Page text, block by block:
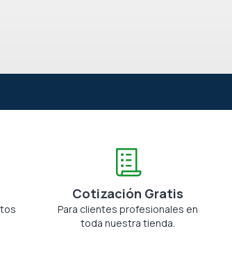
Cotización Gratis
Para clientes profesionales en
toda nuestra tienda.